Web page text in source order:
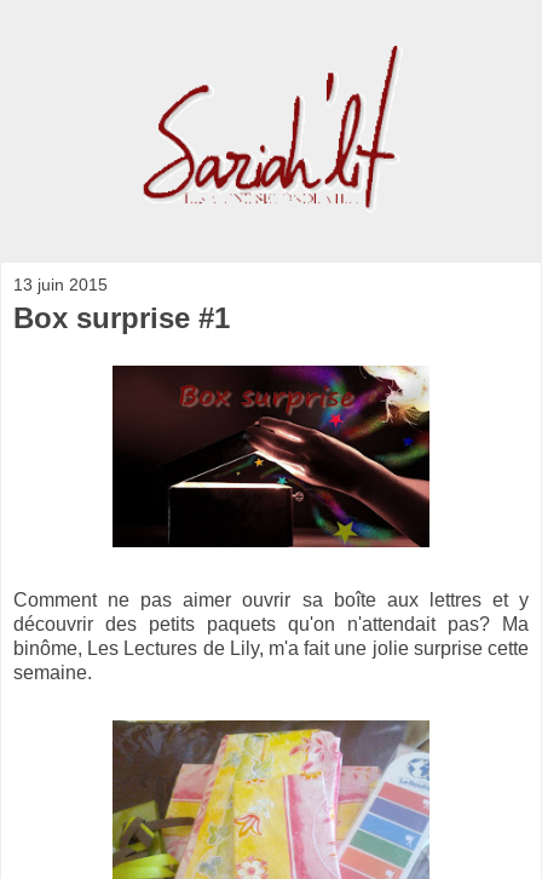
13 juin 2015
Box surprise #1
Comment ne pas aimer ouvrir sa boîte aux lettres et y
découvrir des petits paquets qu'on n'attendait pas? Ma
binôme, Les Lectures de Lily, m'a fait une jolie surprise cette
semaine.